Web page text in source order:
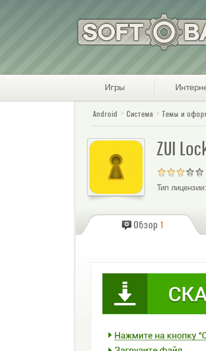
Игры
Android Система Темы и
ZUI
Тип лицензии:
Обзор 1